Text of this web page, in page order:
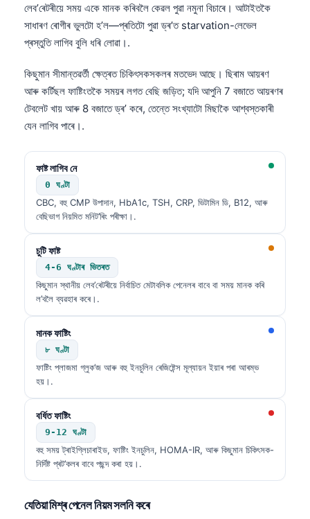
লেব’ৰেটৰীয়ে সময় একে মানক কৰিবলৈ কেৱল পুৱা নমুনা বিচাৰে। আটাইতকৈ
সাধাৰণ ৰোগীৰ ভুলটো হ’ল—প্ৰতিটো পুৱা ড্ৰ’ত starvation-লেভেল
প্ৰস্তুতি লাগিব বুলি ধৰি লোৱা।.
কিছুমান সীমান্তৱৰ্তী ক্ষেত্ৰত চিকিৎসকসকলৰ মতভেদ আছে। ছিৰাম আয়ৰণ
আৰু কৰ্টিছল ফাষ্টিংতকৈ সময়ৰ লগত বেছি জড়িত; যদি আপুনি 7 বজাতে আয়ৰণৰ
টেবলেট খায় আৰু 8 বজাতে ড্ৰ’ কৰে, তেন্তে সংখ্যাটো মিছাকৈ আশ্বস্তকাৰী
যেন লাগিব পাৰে।.
ফাষ্ট লাগিব নে
0 ঘণ্টা
CBC, বহু CMP উপাদান, HbA1c, TSH, CRP, ভিটামিন ডি, B12, আৰু
বেছিভাগ নিয়মিত মনিট’ৰিং পৰীক্ষা।.
চুটি ফাষ্ট
4-6 ঘণ্টাৰ ভিতৰত
কিছুমান স্থানীয় লেব’ৰেটৰীয়ে নিৰ্বাচিত মেটাবলিক পেনেলৰ বাবে বা সময় মানক কৰি
ল’বলৈ ব্যৱহাৰ কৰে।.
মানক ফাষ্টিং
৮ ঘণ্টা
ফাষ্টিং প্লাজমা গ্লুক’জ আৰু বহু ইনচুলিন ৰেজিষ্টেন্স মূল্যায়ন ইয়াৰ পৰা আৰম্ভ
হয়।.
বর্ধিত ফাষ্টিং
9-12 ঘণ্টা
বহু সময় ট্ৰাইগ্লিচাৰাইড, ফাষ্টিং ইনচুলিন, HOMA-IR, আৰু কিছুমান চিকিৎসক-
নিৰ্দিষ্ট প্ৰট’কলৰ বাবে পছন্দ কৰা হয়।.
যেতিয়া মিশ্ৰ পেনেল নিয়ম সলনি কৰে